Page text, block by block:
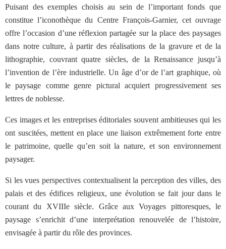
Puisant des exemples choisis au sein de l’important fonds que
constitue l’iconothèque du Centre François-Garnier, cet ouvrage
offre l’occasion d’une réflexion partagée sur la place des paysages
dans notre culture, à partir des réalisations de la gravure et de la
lithographie, couvrant quatre siècles, de la Renaissance jusqu’à
l’invention de l’ère industrielle. Un âge d’or de l’art graphique, où
le paysage comme genre pictural acquiert progressivement ses
lettres de noblesse.
Ces images et les entreprises éditoriales souvent ambitieuses qui les
ont suscitées, mettent en place une liaison extrêmement forte entre
le patrimoine, quelle qu’en soit la nature, et son environnement
paysager.
Si les vues perspectives contextualisent la perception des villes, des
palais et des édifices religieux, une évolution se fait jour dans le
courant du XVIIIe siècle. Grâce aux Voyages pittoresques, le
paysage s’enrichit d’une interprétation renouvelée de l’histoire,
envisagée à partir du rôle des provinces.